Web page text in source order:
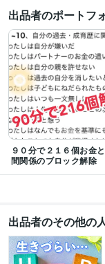
悩み相談・カウンセリング
ヒーリング スターシード
チャネリング
心のブロ
学歴
活水女子短期大学
出品者のポートフ
９０分で２１６個お金
間関係のブロック解除
出品者のその他の